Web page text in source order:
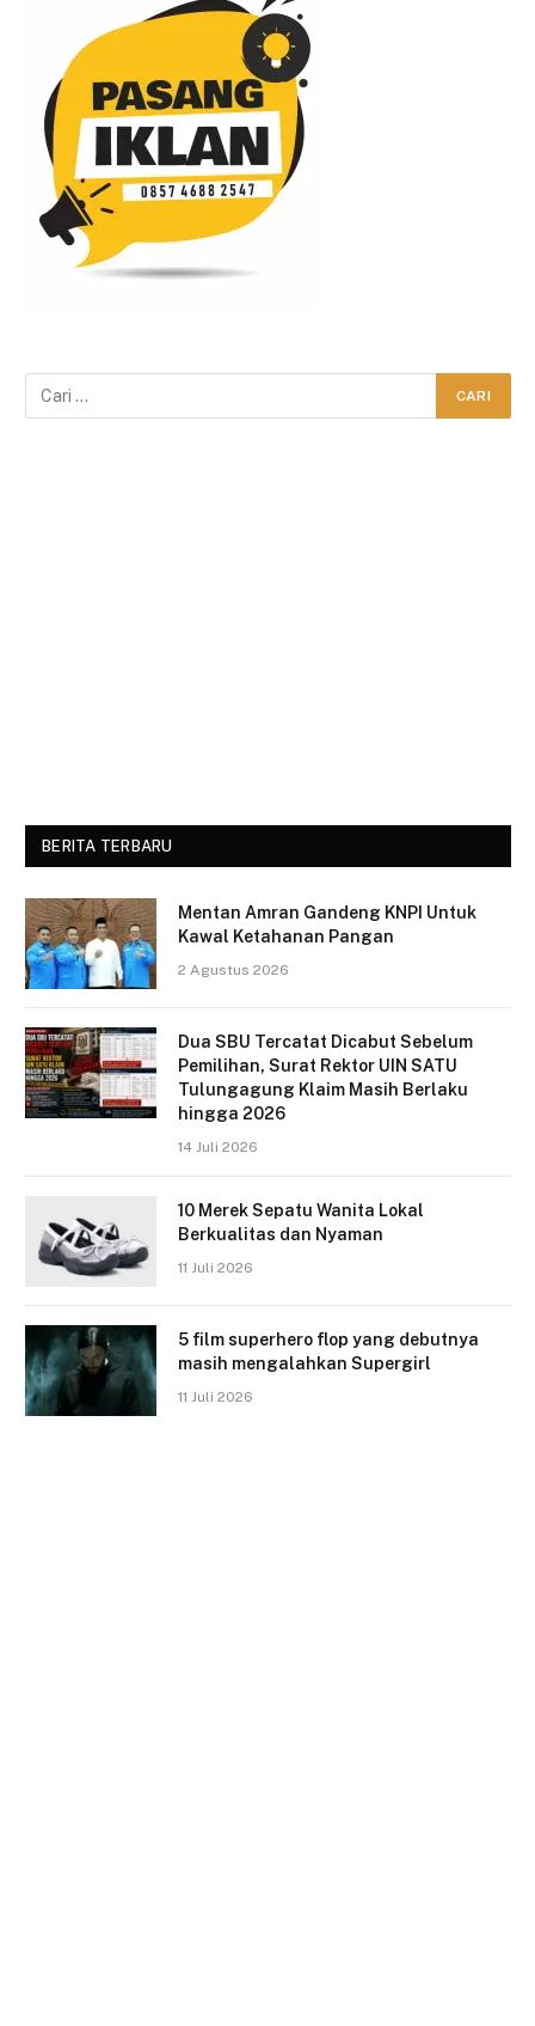
BERITA TERBARU
Mentan Amran Gandeng KNPI Untuk
Kawal Ketahanan Pangan
2 Agustus 2026
Dua SBU Tercatat Dicabut Sebelum
Pemilihan, Surat Rektor UIN SATU
Tulungagung Klaim Masih Berlaku
hingga 2026
14 Juli 2026
10 Merek Sepatu Wanita Lokal
Berkualitas dan Nyaman
11 Juli 2026
5 film superhero flop yang debutnya
masih mengalahkan Supergirl
11 Juli 2026